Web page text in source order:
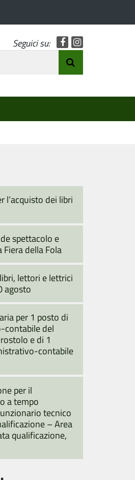
Seguici su: Facebook
l’acquisto dei libri
spettacolo e
della Fola
lettori e lettrici
agosto
per 1 posto di
del
e di 1
contabile
per il
a tempo
tecnico
– Area
qualificazione,